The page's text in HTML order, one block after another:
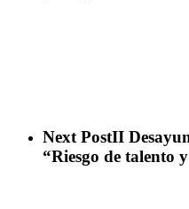
Next PostII
“Riesgo de talento